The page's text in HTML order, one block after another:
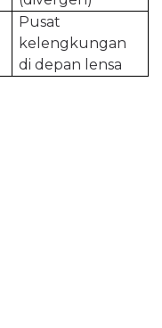
Pusat
kelengkungan
di depan lensa